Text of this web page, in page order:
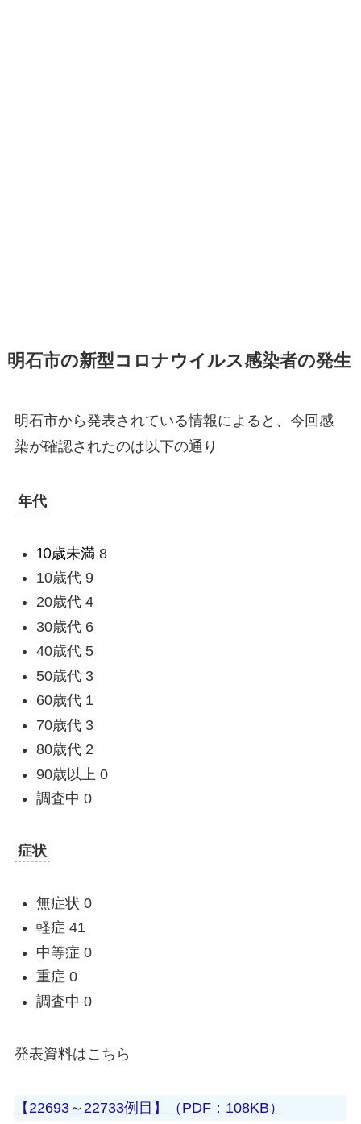
明石市の新型コロナウイルス感染者の発生
明石市から発表されている情報によると、今回感
染が確認されたのは以下の通り
年代
10歳未満 8
10歳代 9
20歳代 4
30歳代 6
40歳代 5
50歳代 3
60歳代 1
70歳代 3
80歳代 2
90歳以上 0
調査中 0
症状
無症状 0
軽症 41
中等症 0
重症 0
調査中 0
発表資料はこちら
【22693～22733例目】（PDF：108KB）